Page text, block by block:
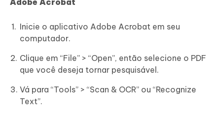
Inicie o aplicativo Adobe Acrobat em seu
computador.
Clique em “File” > “Open”, então selecione o PDF
que você deseja tornar pesquisável.
Vá para “Tools” > “Scan & OCR” ou “Recognize
Text”.